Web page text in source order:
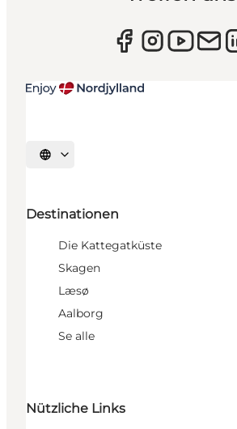
Sprache auswählen
Destinationen
Die Kattegatküste
Skagen
Læsø
Aalborg
Se alle
Nützliche Links